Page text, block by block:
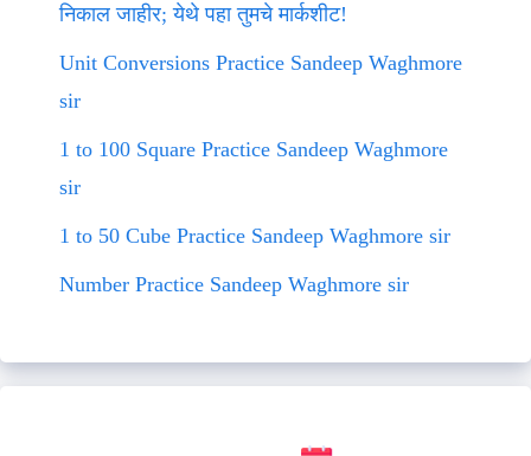
निकाल जाहीर; येथे पहा तुमचे मार्कशीट!
Unit Conversions Practice Sandeep Waghmore
sir
1 to 100 Square Practice Sandeep Waghmore
sir
1 to 50 Cube Practice Sandeep Waghmore sir
Number Practice Sandeep Waghmore sir